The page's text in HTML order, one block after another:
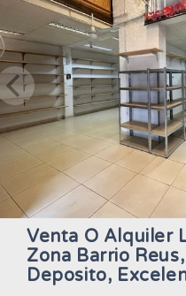
Venta O Alquiler
Zona Barrio
Deposito,